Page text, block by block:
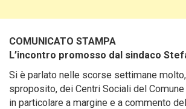
COMUNICATO STAMPA
L’incontro promosso dal sindaco
Si è parlato nelle scorse settimane
sproposito, dei Centri Sociali del
in particolare a margine e a commento